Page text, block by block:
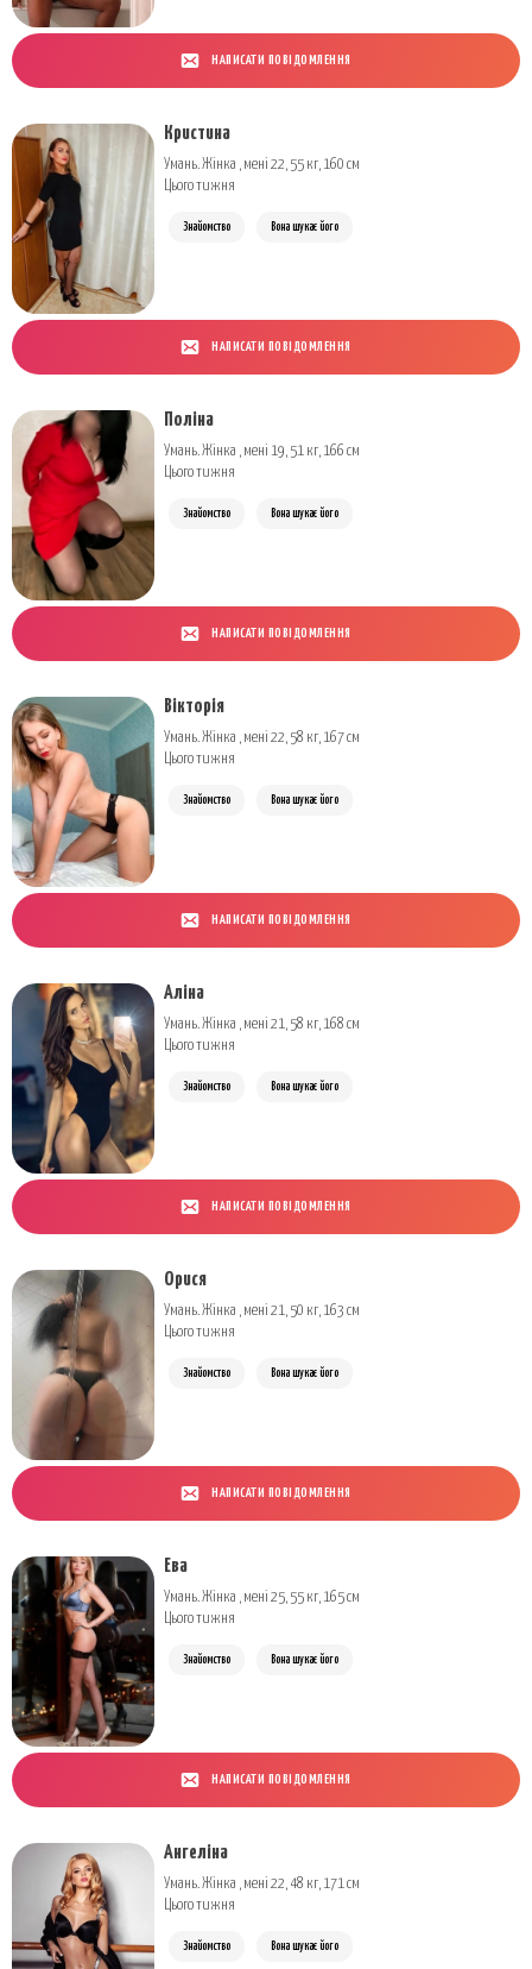
НАПИСАТИ ПОВІДОМЛЕННЯ
Кристина
Умань. Жінка , мені 22, 55 кг, 160 см
Цього тижня
Знайомство Вона шукає його
НАПИСАТИ ПОВІДОМЛЕННЯ
Поліна
Умань. Жінка , мені 19, 51 кг, 166 см
Цього тижня
Знайомство Вона шукає його
НАПИСАТИ ПОВІДОМЛЕННЯ
Вікторія
Умань. Жінка , мені 22, 58 кг, 167 см
Цього тижня
Знайомство Вона шукає його
НАПИСАТИ ПОВІДОМЛЕННЯ
Аліна
Умань. Жінка , мені 21, 58 кг, 168 см
Цього тижня
Знайомство Вона шукає його
НАПИСАТИ ПОВІДОМЛЕННЯ
Орися
Умань. Жінка , мені 21, 50 кг, 163 см
Цього тижня
Знайомство Вона шукає його
НАПИСАТИ ПОВІДОМЛЕННЯ
Ева
Умань. Жінка , мені 25, 55 кг, 165 см
Цього тижня
Знайомство Вона шукає його
НАПИСАТИ ПОВІДОМЛЕННЯ
Ангеліна
Умань. Жінка , мені 22, 48 кг, 171 см
Цього тижня
Знайомство Вона шукає його